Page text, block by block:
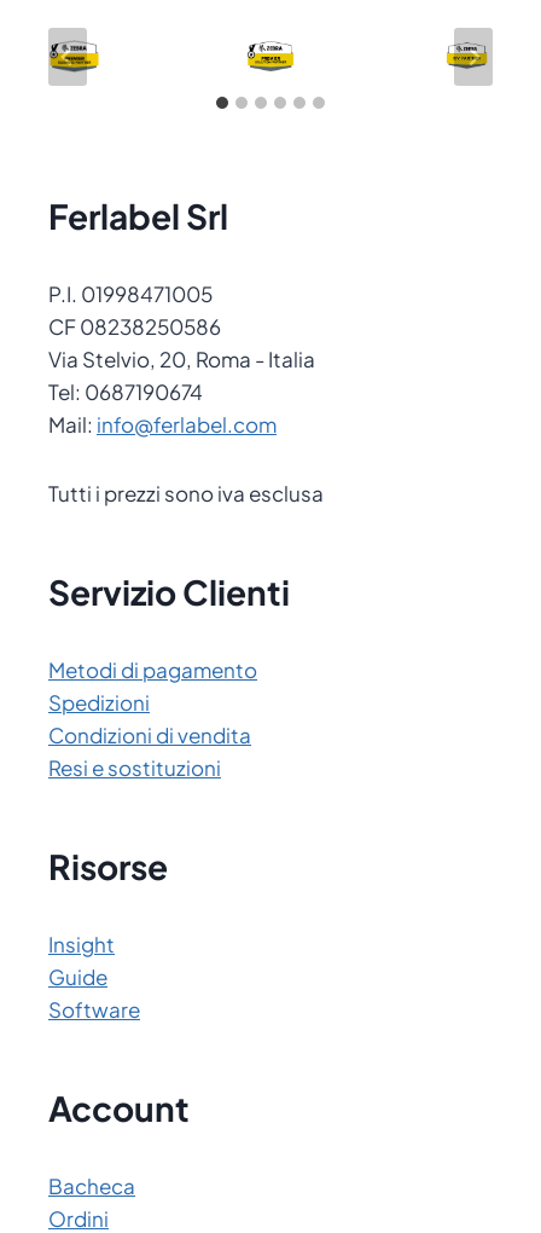
Ferlabel Srl
P.I. 01998471005
CF 08238250586
Via Stelvio, 20, Roma - Italia
Tel: 0687190674
Mail: info@ferlabel.com
Tutti i prezzi sono iva esclusa
Servizio Clienti
Metodi di pagamento
Spedizioni
Condizioni di vendita
Resi e sostituzioni
Risorse
Insight
Guide
Software
Account
Bacheca
Ordini